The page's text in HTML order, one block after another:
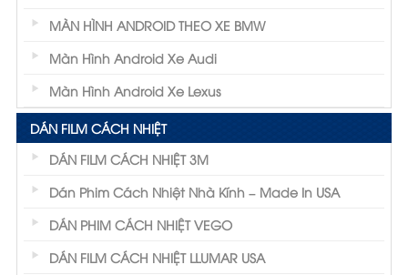
MÀN HÌNH ANDROID THEO XE BMW
Màn Hình Android Xe Audi
Màn Hình Android Xe Lexus
DÁN FILM CÁCH NHIỆT
DÁN FILM CÁCH NHIỆT 3M
Dán Phim Cách Nhiệt Nhà Kính – Made In USA
DÁN PHIM CÁCH NHIỆT VEGO
DÁN FILM CÁCH NHIỆT LLUMAR USA